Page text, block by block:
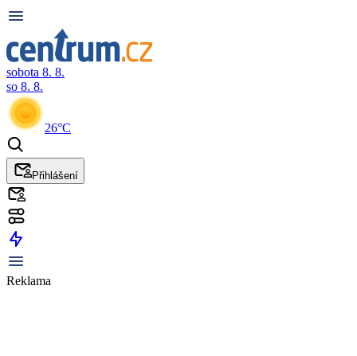
sobota 8. 8.
so 8. 8.
26°C
Přihlášení
Reklama